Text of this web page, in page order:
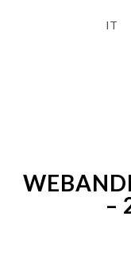
IT
–